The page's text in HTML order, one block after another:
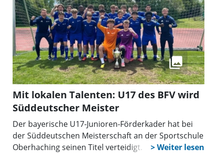
Mit lokalen Talenten: U17 des BFV wird
Süddeutscher Meister
Der bayerische U17-Junioren-Förderkader hat bei
der Süddeutschen Meisterschaft an der Sportschule
Oberhaching seinen Titel verteidigt.